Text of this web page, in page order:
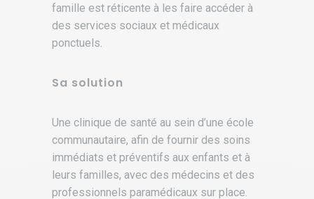
famille est réticente à les faire accéder à
des services sociaux et médicaux
ponctuels.
Sa solution
Une clinique de santé au sein d’une école
communautaire, afin de fournir des soins
immédiats et préventifs aux enfants et à
leurs familles, avec des médecins et des
professionnels paramédicaux sur place.